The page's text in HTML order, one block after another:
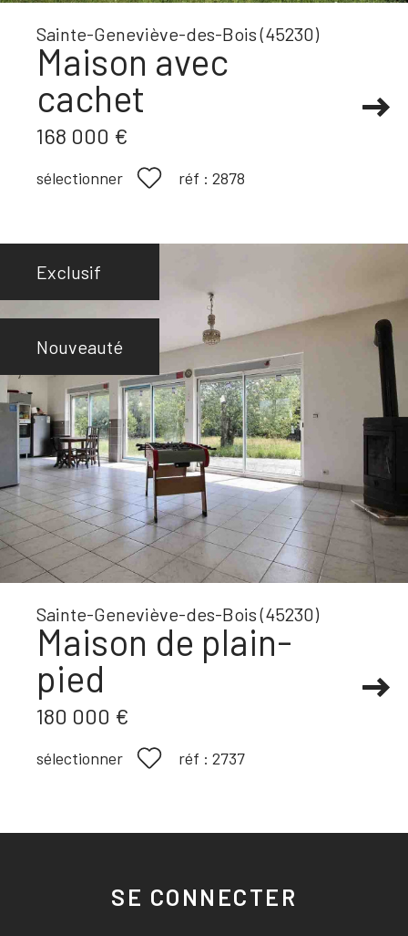
Sainte-Geneviève-des-Bois (45230)
Maison avec
cachet
168 000 €
sélectionner réf :2878
Exclusif
Nouveauté
Sainte-Geneviève-des-Bois (45230)
Maison de plain-
pied
180 000 €
sélectionner réf :2737
SE CONNECTER